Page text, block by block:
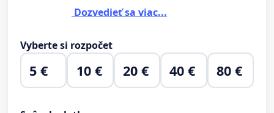
Dozvedieť sa viac...
Vyberte si rozpočet
5 € 10 € 20 € 40 € 80 €